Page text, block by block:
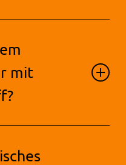
mit
mit